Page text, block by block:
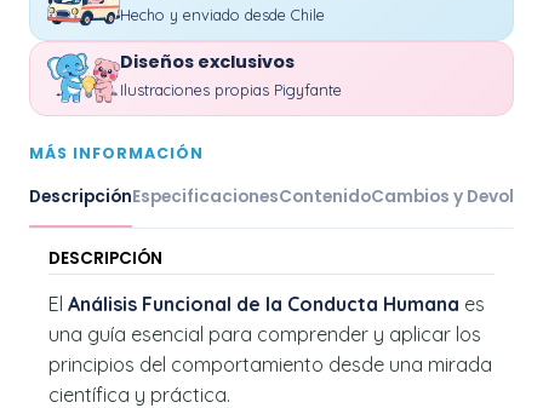
Hecho y enviado desde Chile
Diseños exclusivos
Ilustraciones propias Pigyfante
MÁS INFORMACIÓN
DescripciónEspecificacionesContenidoCambios y
DESCRIPCIÓN
El Análisis Funcional de la Conducta Humana es
una guía esencial para comprender y aplicar los
principios del comportamiento desde una mirada
científica y práctica.